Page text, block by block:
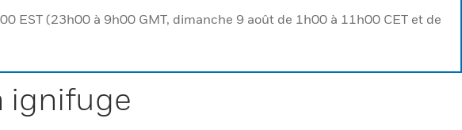
EST (23h00 à 9h00 GMT, dimanche 9 août de 1h00 à 11h00 CET et de
ignifuge